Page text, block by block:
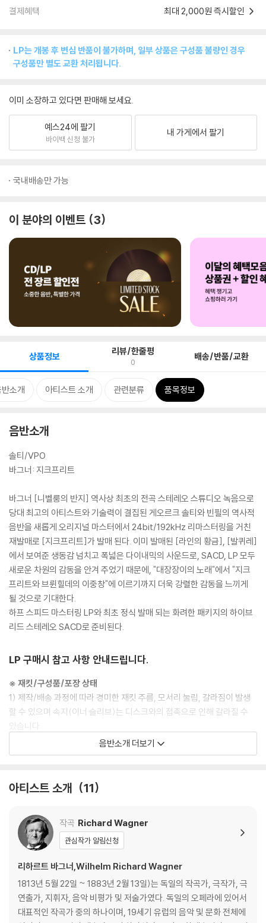
결제혜택 최대 2,000원 즉시할인
LP는 개봉 후 변심 반품이 불가하며, 일부 상품은 구성품 불량인 경우
구성품만 별도 교환 처리됩니다.
이미 소장하고 있다면 판매해 보세요.
예스24에 팔기
바이백 신청 불가
내 가게에서 팔기
국내배송만 가능
이 분야의 이벤트 3
상품정보 리뷰/한줄평
0 배송/반품/교환
소개 아티스트 소개 관련분류 품목정보
음반소개
솔티/VPO
바그너: 지크프리트
바그너 [니벨룽의 반지] 역사상 최초의 전곡 스테레오 스튜디오 녹음으로
당대 최고의 아티스트와 기술력이 결집된 게오르크 솔티와 빈필의 역사적
음반을 새롭게 오리지널 마스터에서 24bit/192kHz 리마스터링을 거친
재발매로 [지크프리트]가 발매 된다. 이미 발매된 [라인의 황금], [발퀴레]
에서 보여준 생동감 넘치고 폭넓은 다이내믹의 사운드로, SACD, LP 모두
새로운 차원의 감동을 안겨 주었기 때문에, "대장장이의 노래"에서 "지크
프리트와 브륀힐데의 이중창"에 이르기까지 더욱 강렬한 감동을 느끼게
될 것으로 기대한다.
하프 스피드 마스터링 LP와 최초 정식 발매 되는 화려한 패키지의 하이브
리드 스테레오 SACD로 준비된다.
LP 구매시 참고 사항 안내드립니다.
※ 재킷/구성품/포장 상태
1) 제작/배송 과정에 따라 경미한 재킷 주름, 모서리 눌림, 갈라짐이 발생
할 수 있으며 속지(이너 슬리브)는 디스크와의 접촉으로 인해 갈라질 수
있습니다.
외관상 불량 확인되는 상품을 개봉 시엔 반품/교환 처리 불가합니다.
2) 디스크 라벨은 공정상 매끄럽게 부착되지 않을 수도 있으며 겉포장 비
3) 일본 제작 LP는 대부분 겉비닐이 밀봉되어 있지 않습니다.
4) 디지털 다운로드 코드는 본사에서 공지 없이 증정 종료될 수 있습니다.
※ 재생 불량
1) 침압 조절 기능이 없는 턴테이블을 사용하시는 경우, (주로 올인원 형태
모델) 다이내믹 사운드의 편차가 큰 트랙을 재생할 때 이상 현상이 발생할
수 있습니다.
기기 문제로 인해 발생하는 재생 불량 현상에 대해서는 반품/교환이 불가
하니 침압 조절이 가능한 기기에서 재생하실 것을 권유 드립니다.
2) 디스크는 정전기와 먼지로 인해 재생이 원활하지 않은 경우가 있습니
음반소개 더보기
아티스트 소개 11
작곡 Richard Wagner
관심작가 알림신청
리하르트 바그너,Wilhelm Richard Wagner
1813년 5월 22일 ~ 1883년 2월 13일)는 독일의 작곡가, 극작가, 극
연출가, 지휘자, 음악 비평가 및 저술가였다. 독일의 오페라에 있어서
대표적인 작곡가 중의 하나이며, 19세기 유럽의 음악 및 문화 전체에